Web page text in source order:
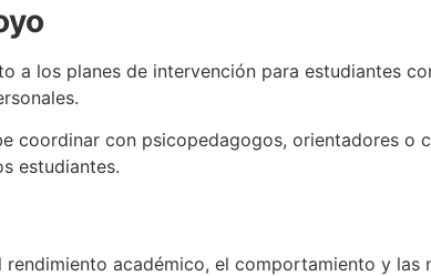
a los planes de intervención para estudiantes
coordinar con psicopedagogos, orientadores o
estudiantes.
académico, el comportamiento y las